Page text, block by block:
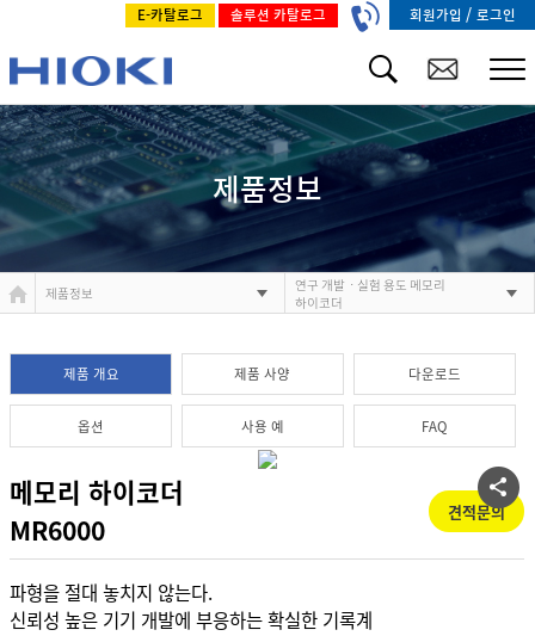
E-카탈로그 솔루션 카탈로그 회원가입 / 로그인
제품정보
제품정보
연구 개발ㆍ실험 용도 메모리
하이코더
메모리 하이코더
MR6000
견적문의
파형을 절대 놓치지 않는다.
신뢰성 높은 기기 개발에 부응하는 확실한 기록계
제품 개요 제품 사양 다운로드
옵션 사용 예 FAQ